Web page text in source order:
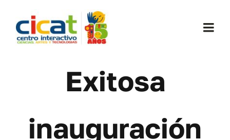
content
Planifica tu visita
Exitosa
inauguración